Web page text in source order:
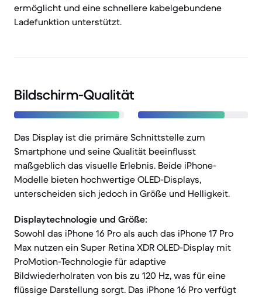
ermöglicht und eine schnellere kabelgebundene
Ladefunktion unterstützt.
Bildschirm-Qualität
Das Display ist die primäre Schnittstelle zum
Smartphone und seine Qualität beeinflusst
maßgeblich das visuelle Erlebnis. Beide iPhone-
Modelle bieten hochwertige OLED-Displays,
unterscheiden sich jedoch in Größe und Helligkeit.
Displaytechnologie und Größe:
Sowohl das iPhone 16 Pro als auch das iPhone 17 Pro
Max nutzen ein Super Retina XDR OLED-Display mit
ProMotion-Technologie für adaptive
Bildwiederholraten von bis zu 120 Hz, was für eine
flüssige Darstellung sorgt. Das iPhone 16 Pro verfügt